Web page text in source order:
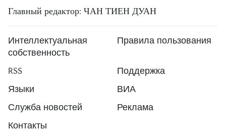
Главный редактор: ЧАН ТИЕН ДУАН
Интеллектуальная
собственность
Правила пользования
RSS
Поддержка
Языки
ВИА
Служба новостей
Реклама
Контакты